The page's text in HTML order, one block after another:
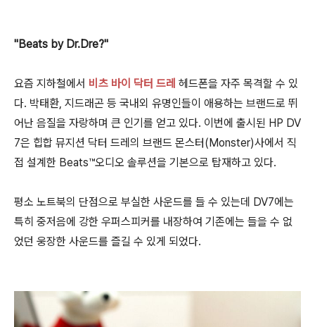
"Beats by Dr.Dre?"
요즘 지하철에서 비츠 바이 닥터 드레 헤드폰을 자주 목격할 수 있
다. 박태환, 지드래곤 등 국내외 유명인들이 애용하는 브랜드로 뛰
어난 음질을 자랑하며 큰 인기를 얻고 있다. 이번에 출시된 HP DV
7은 힙합 뮤지션 닥터 드레의 브랜드 몬스터(Monster)사에서 직
접 설계한 Beats™오디오 솔루션을 기본으로 탑재하고 있다.
평소 노트북의 단점으로 부실한 사운드를 들 수 있는데 DV7에는
특히 중저음에 강한 우퍼스피커를 내장하여 기존에는 들을 수 없
었던 웅장한 사운드를 즐길 수 있게 되었다.